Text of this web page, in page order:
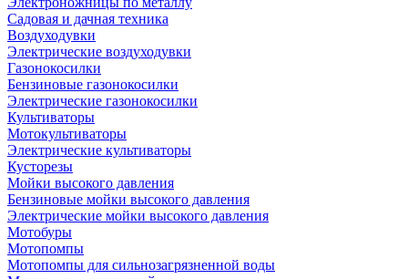
Садовая и дачная техника
Воздуходувки
Электрические воздуходувки
Газонокосилки
Бензиновые газонокосилки
Электрические газонокосилки
Культиваторы
Мотокультиваторы
Электрические культиваторы
Кусторезы
Мойки высокого давления
Бензиновые мойки высокого давления
Электрические мойки высокого давления
Мотобуры
Мотопомпы
Мотопомпы для сильнозагрязненной воды